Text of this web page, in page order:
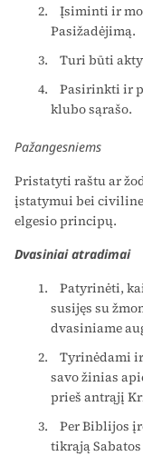
Įsiminti ir
Pasižadėjimą.
Turi būti
Pasirinkti ir
klubo sąrašo.
Pažangesniems
Pristatyti raštu ar
įstatymui bei
elgesio principų.
Dvasiniai atradimai
Patyrinėti,
susijęs su
dvasiniame
Tyrinėdami
savo žinias
prieš antrąjį
Per Biblijos
tikrąją